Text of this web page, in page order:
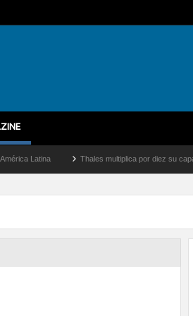
Thales multiplica por diez su capacidad